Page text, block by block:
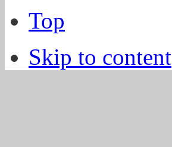
Top
Skip to content